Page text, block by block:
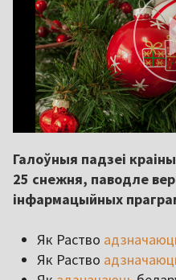
Галоўныя падзеі
25 снежня, паводле
інфармацыйных
Як Раство
Як Раство